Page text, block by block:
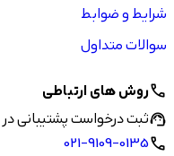
شرایط و ضوابط
سوالات متداول
callروش های ارتباطی
support_agentثبت درخواست پشتیبانی در
call
021-9109-0135